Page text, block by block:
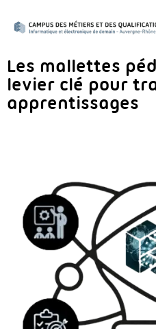
Les mallettes
levier clé pour
apprentissages